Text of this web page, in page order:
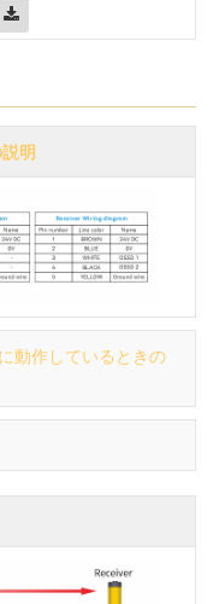
明
動作しているときの